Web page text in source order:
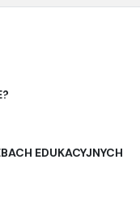
EDUKACYJNYCH